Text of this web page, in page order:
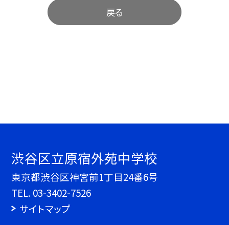
戻る
渋谷区立原宿外苑中学校
東京都渋谷区神宮前1丁目24番6号
TEL. 03-3402-7526
サイトマップ